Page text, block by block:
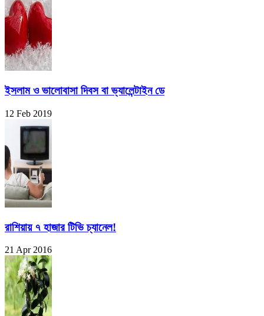
ইসলাম ও ভালোবাসা দিবস বা ভ্যালেন্টাইন ডে
12 Feb 2019
রাশিয়ায় ৭ হাজার টিভি চ্যানেল!
21 Apr 2016